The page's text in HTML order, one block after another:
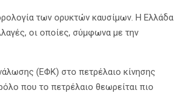
των ορυκτών καυσίμων. Η Ελλάδα
οι οποίες, σύμφωνα με την
(ΕΦΚ) στο πετρέλαιο κίνησης
που το πετρέλαιο θεωρείται πιο